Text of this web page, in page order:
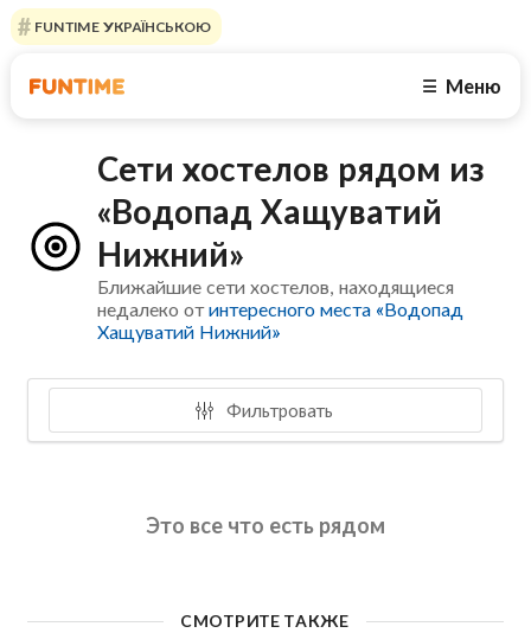
FUNTIME УКРАЇНСЬКОЮ
☰ Меню
Сети хостелов рядом из
«Водопад Хащуватий
Нижний»
Ближайшие сети хостелов, находящиеся
недалеко отинтересного места «Водопад
Хащуватий Нижний»
Фильтровать
Это все что есть рядом
СМОТРИТЕ ТАКЖЕ